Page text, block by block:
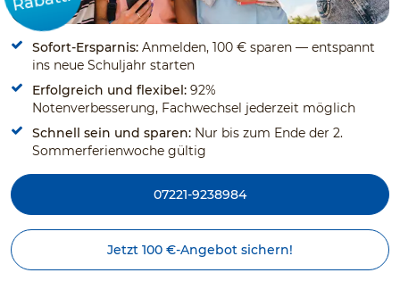
Sofort-Ersparnis: Anmelden, 100 € sparen — entspannt
ins neue Schuljahr starten
Erfolgreich und flexibel: 92%
Notenverbesserung, Fachwechsel jederzeit möglich
Schnell sein und sparen: Nur bis zum Ende der 2.
Sommerferienwoche gültig
07221-9238984
Jetzt 100 €-Angebot sichern!